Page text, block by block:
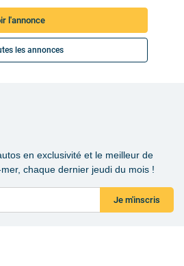
l'annonce
les annonces
en exclusivité et le meilleur de
chaque dernier jeudi du mois !
Je m'inscris